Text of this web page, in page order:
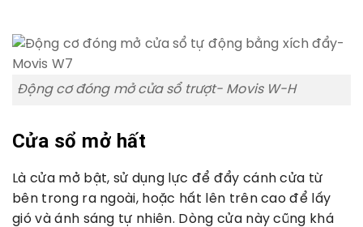
Động cơ đóng mở cửa sổ trượt- Movis W-H
Cửa sổ mở hất
Là cửa mở bật, sử dụng lực để đẩy cánh cửa từ
bên trong ra ngoài, hoặc hất lên trên cao để lấy
gió và ánh sáng tự nhiên. Dòng cửa này cũng khá